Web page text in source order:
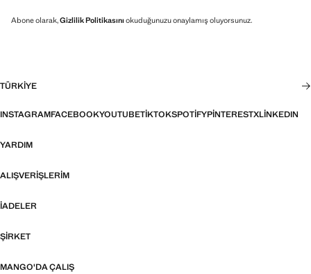
Abone olarak,Gizlilik Politikasını okuduğunuzu onaylamış oluyorsunuz.
TÜRKIYE
INSTAGRAMFACEBOOKYOUTUBETIKTOKSPOTIFYPINTERESTXLINKEDIN
YARDIM
ALIŞVERIŞLERIM
İADELER
ŞIRKET
MANGO'DA ÇALIŞ